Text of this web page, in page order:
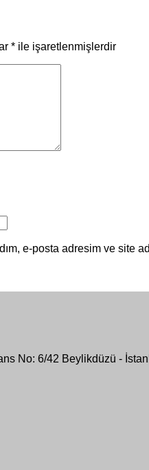
* ile işaretlenmişlerdir
e-posta adresim ve site
No: 6/42 Beylikdüzü -